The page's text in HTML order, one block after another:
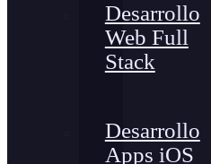
Desarrollo
Web Full
Stack
Desarrollo
Apps iOS